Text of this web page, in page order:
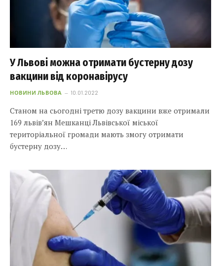
У Львові можна отримати бустерну дозу
вакцини від коронавірусу
НОВИНИ ЛЬВОВА 10.01.2022
Станом на сьогодні третю дозу вакцини вже отримали
169 львів’ян Мешканці Львівської міської
територіальної громади мають змогу отримати
бустерну дозу…